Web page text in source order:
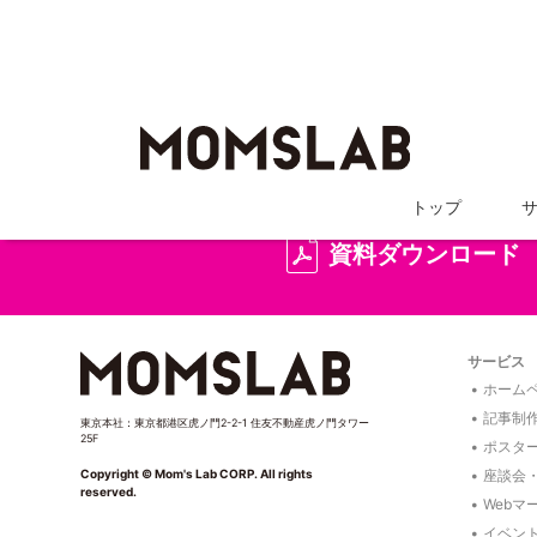
トップ
資料ダウンロード
東京本社：東京都港区虎ノ門2-2-1 住友不動産虎ノ門タワー
25F
Copyright © Mom's Lab CORP. All rights
reserved.
サービス
ホーム
記事制
ポスタ
座談会
Webマ
イベン